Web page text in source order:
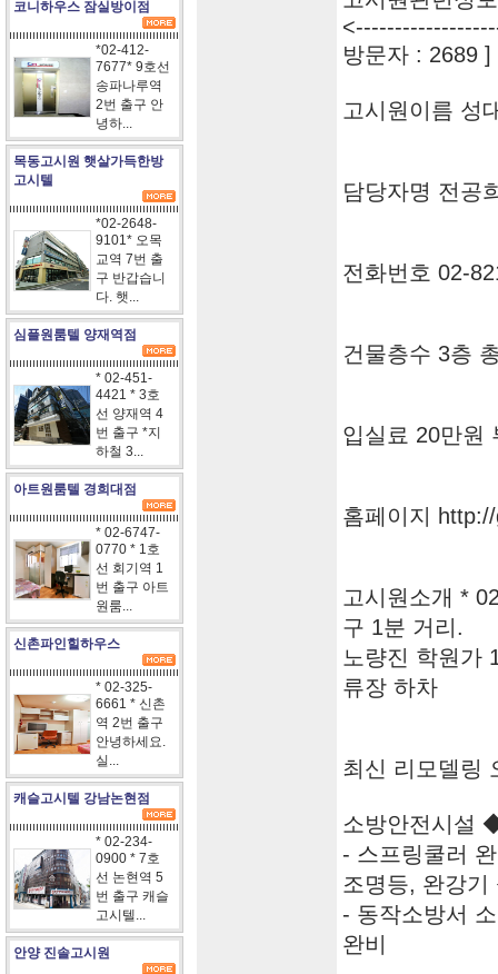
코니하우스 잠실방이점
*02-412-
7677* 9호선
송파나루역
2번 출구 안
녕하...
목동고시원 햇살가득한방
고시텔
*02-2648-
9101* 오목
교역 7번 출
구 반갑습니
다. 햇...
심플원룸텔 양재역점
* 02-451-
4421 * 3호
선 양재역 4
번 출구 *지
하철 3...
아트원룸텔 경희대점
* 02-6747-
0770 * 1호
선 회기역 1
번 출구 아트
원룸...
신촌파인힐하우스
* 02-325-
6661 * 신촌
역 2번 출구
안녕하세요.
실...
캐슬고시텔 강남논현점
* 02-234-
0900 * 7호
선 논현역 5
번 출구 캐슬
고시텔...
안양 진솔고시원
방문자 : 2689 ]
고시원이름 성
담당자명 전공
전화번호 02-
건물층수 3층
입실료 20만원
홈페이지
고시원소개 *
구 1분 거리.
노량진 학원가
류장 하차
최신 리모델링
소방안전시설
- 스프링쿨러
조명등, 완강기
- 동작소방서
완비